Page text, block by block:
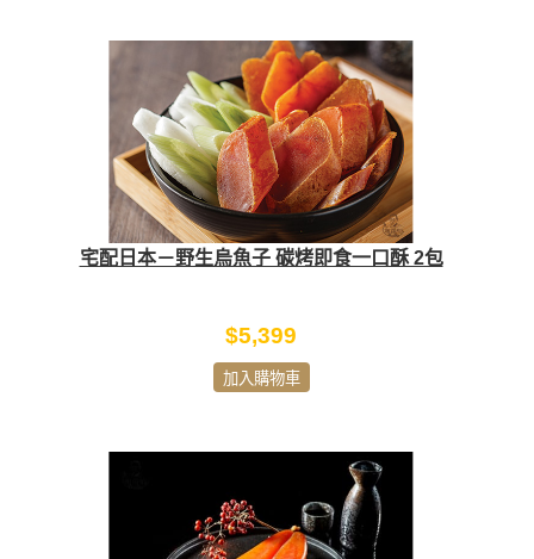
宅配日本－野生烏魚子 碳烤即食一口酥 2包
$5,399
加入購物車